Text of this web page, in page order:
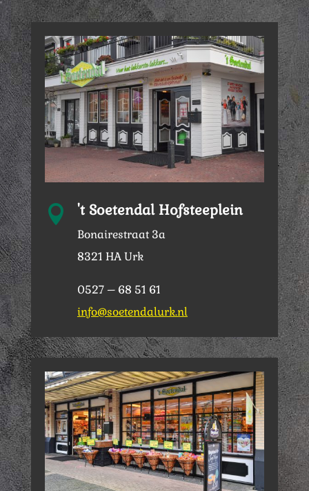
 't Soetendal Hofsteeplein
Bonairestraat 3a
8321 HA Urk
0527 – 68 51 61
info@soetendalurk.nl